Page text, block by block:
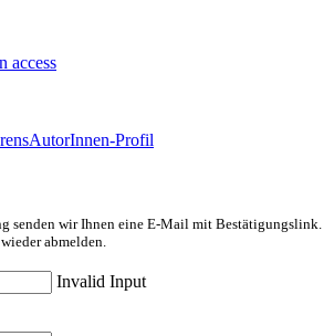
AutorInnen-Profil
senden wir Ihnen eine E-Mail mit Bestätigungslink.
abmelden.
Invalid Input